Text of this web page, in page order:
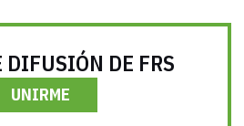
DIFUSIÓN DE FRS
UNIRME